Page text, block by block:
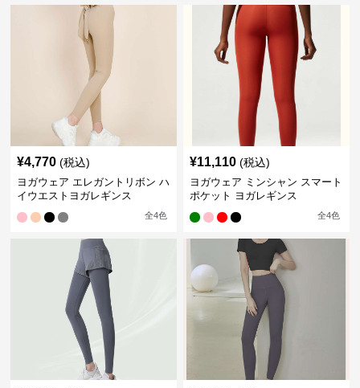
¥4,770 (税込)
ヨガウェア エレガントリボン ハ
イウエストヨガレギンス
全4色
¥11,110 (税込)
ヨガウェア ミンシャン スマート
ポケット ヨガレギンス
全4色